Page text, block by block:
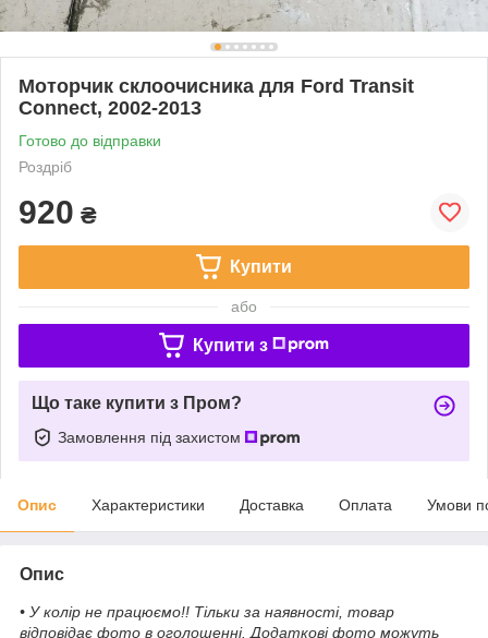
Моторчик склоочисника для Ford Transit
Connect, 2002-2013
Готово до відправки
Роздріб
920 ₴
Купити
або
Купити з
Що таке купити з Пром?
Замовлення під захистом
Опис Характеристики Доставка Оплата Умови
Опис
• У колір не працюємо!! Тільки за наявності, товар
відповідає фото в оголошенні. Додаткові фото можуть